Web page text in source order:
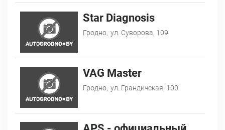
Star Diagnosis
Гродно, ул. Суворова, 109
VAG Master
Гродно, ул. Грандичская, 100